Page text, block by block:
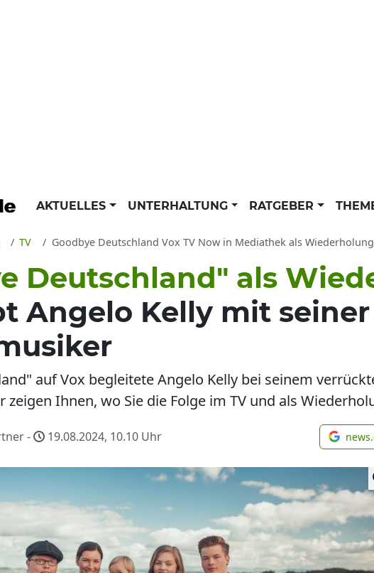
AKTUELLES UNTERHALTUNG RATGEBER
TV Goodbye Deutschland Vox TV Now in Mediathek als Wiederholung: Folge vom
Deutschland" als
Angelo Kelly mit
auf Vox begleitete Angelo Kelly bei seinem
zeigen Ihnen, wo Sie die Folge im TV und als
- 19.08.2024, 10.10 Uhr